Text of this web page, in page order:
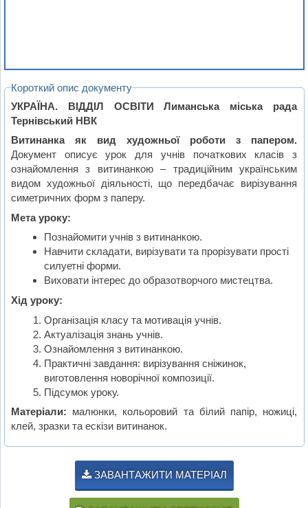
Короткий опис документу
УКРАЇНА. ВІДДІЛ ОСВІТИ Лиманська міська рада
Тернівський НВК
Витинанка як вид художньої роботи з папером.
Документ описує урок для учнів початкових класів з
ознайомлення з витинанкою – традиційним українським
видом художньої діяльності, що передбачає вирізування
симетричних форм з паперу.
Мета уроку:
Познайомити учнів з витинанкою.
Навчити складати, вирізувати та прорізувати прості
силуетні форми.
Виховати інтерес до образотворчого мистецтва.
Хід уроку:
Організація класу та мотивація учнів.
Актуалізація знань учнів.
Ознайомлення з витинанкою.
Практичні завдання: вирізування сніжинок,
виготовлення новорічної композиції.
Підсумок уроку.
Матеріали: малюнки, кольоровий та білий папір, ножиці,
клей, зразки та ескізи витинанок.
ЗАВАНТАЖИТИ МАТЕРІАЛ